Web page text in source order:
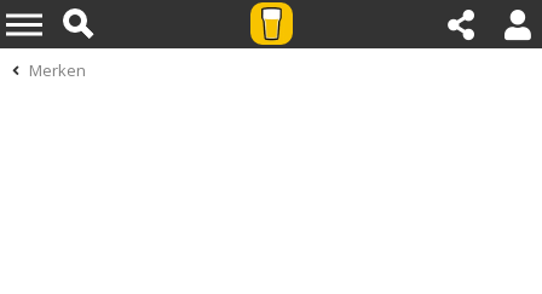
Merken